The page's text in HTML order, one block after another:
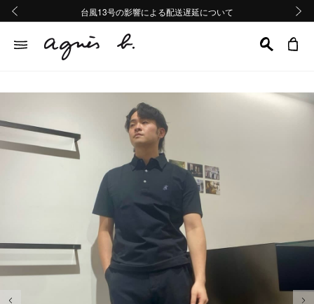
熊本地域地震の影響による配送遅延について
Summer Sale 2buy10%OFF!!
台風13号の影響による配送遅延について
熊本地域地震の影響による配送遅延について
Summer Sale 2buy10%OFF!!
前の画像 次